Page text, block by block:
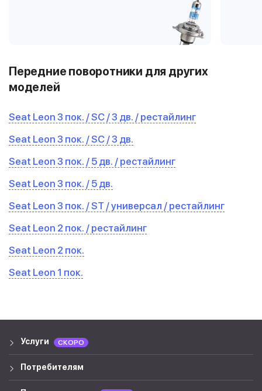
Передние поворотники для других
моделей
Seat Leon 3 пок. / SC / 3 дв. / рестайлинг
Seat Leon 3 пок. / SC / 3 дв.
Seat Leon 3 пок. / 5 дв. / рестайлинг
Seat Leon 3 пок. / 5 дв.
Seat Leon 3 пок. / ST / универсал / рестайлинг
Seat Leon 2 пок. / рестайлинг
Seat Leon 2 пок.
Seat Leon 1 пок.
Услуги СКОРО
Потребителям